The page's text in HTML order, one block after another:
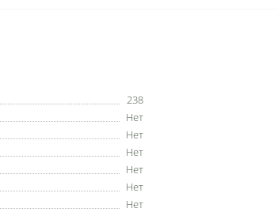
238
Нет
Нет
Нет
Нет
Нет
Нет